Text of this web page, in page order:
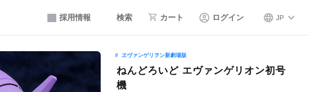
採用情報 検索 カート ログイン JP
ヱヴァンゲリヲン新劇場版
ねんどろいど エヴァンゲリオン初号
機